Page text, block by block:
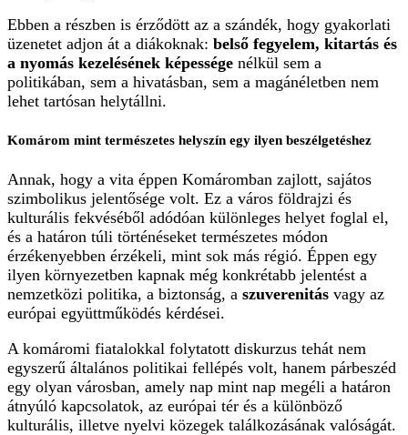
Ebben a részben is érződött az a szándék, hogy gyakorlati
üzenetet adjon át a diákoknak: belső fegyelem, kitartás és
a nyomás kezelésének képessége nélkül sem a
politikában, sem a hivatásban, sem a magánéletben nem
lehet tartósan helytállni.
Komárom mint természetes helyszín egy ilyen beszélgetéshez
Annak, hogy a vita éppen Komáromban zajlott, sajátos
szimbolikus jelentősége volt. Ez a város földrajzi és
kulturális fekvéséből adódóan különleges helyet foglal el,
és a határon túli történéseket természetes módon
érzékenyebben érzékeli, mint sok más régió. Éppen egy
ilyen környezetben kapnak még konkrétabb jelentést a
nemzetközi politika, a biztonság, a szuverenitás vagy az
európai együttműködés kérdései.
A komáromi fiatalokkal folytatott diskurzus tehát nem
egyszerű általános politikai fellépés volt, hanem párbeszéd
egy olyan városban, amely nap mint nap megéli a határon
átnyúló kapcsolatok, az európai tér és a különböző
kulturális, illetve nyelvi közegek találkozásának valóságát.